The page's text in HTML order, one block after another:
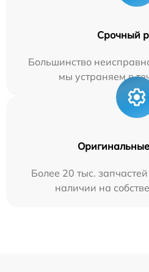
Срочный
Большинство
мы устраняем в
Более 20 тыс.
наличии на